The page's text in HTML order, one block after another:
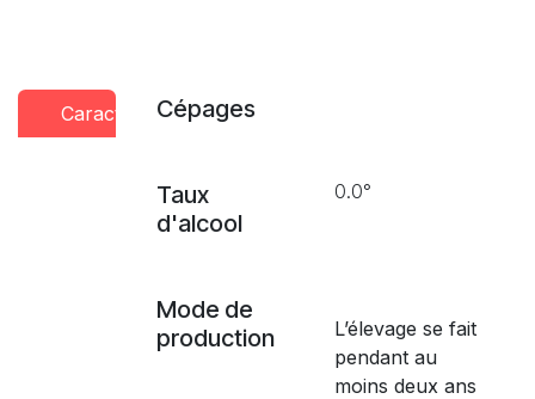
CaractéristiquesCépages
Taux
d'alcool
0.0°
Mode de
production
L’élevage se fait
pendant au
moins deux ans